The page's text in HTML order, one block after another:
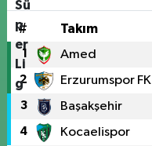
# Takım
1 Amed
2 Erzurumspor FK
3 Başakşehir
4 Kocaelispor